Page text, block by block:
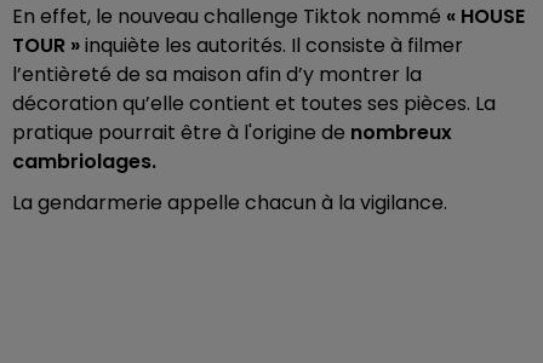
En effet, le nouveau challenge Tiktok nommé « HOUSE
TOUR »inquiète les autorités. Il consiste à filmer
l’entièreté de sa maison afin d’y montrer la
décoration qu’elle contient et toutes ses pièces. La
pratique pourrait être à l'origine de nombreux
cambriolages.
La gendarmerie appelle chacun à la vigilance.